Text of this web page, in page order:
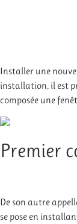
Installer une
installation, il est
composée une
Premier
De son autre
se pose en